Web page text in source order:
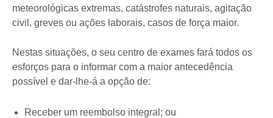
meteorológicas extremas, catástrofes naturais, agitação
civil, greves ou ações laborais, casos de força maior.
Nestas situações, o seu centro de exames fará todos os
esforços para o informar com a maior antecedência
possível e dar-lhe-á a opção de:
Receber um reembolso integral; ou